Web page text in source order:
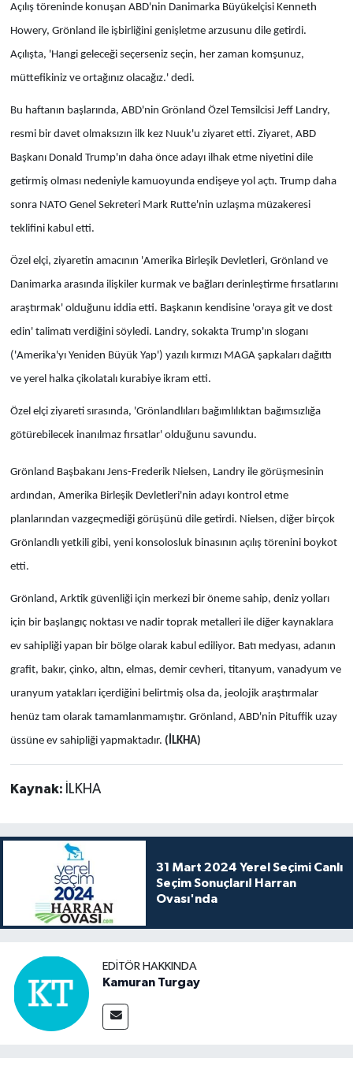
Açılış töreninde konuşan ABD'nin Danimarka Büyükelçisi Kenneth
Howery, Grönland ile işbirliğini genişletme arzusunu dile getirdi.
Açılışta, 'Hangi geleceği seçerseniz seçin, her zaman komşunuz,
müttefikiniz ve ortağınız olacağız.' dedi.
Bu haftanın başlarında, ABD'nin Grönland Özel Temsilcisi Jeff Landry,
resmi bir davet olmaksızın ilk kez Nuuk'u ziyaret etti. Ziyaret, ABD
Başkanı Donald Trump'ın daha önce adayı ilhak etme niyetini dile
getirmiş olması nedeniyle kamuoyunda endişeye yol açtı. Trump daha
sonra NATO Genel Sekreteri Mark Rutte'nin uzlaşma müzakeresi
teklifini kabul etti.
Özel elçi, ziyaretin amacının 'Amerika Birleşik Devletleri, Grönland ve
Danimarka arasında ilişkiler kurmak ve bağları derinleştirme fırsatlarını
araştırmak' olduğunu iddia etti. Başkanın kendisine 'oraya git ve dost
edin' talimatı verdiğini söyledi. Landry, sokakta Trump'ın sloganı
('Amerika'yı Yeniden Büyük Yap') yazılı kırmızı MAGA şapkaları dağıttı
ve yerel halka çikolatalı kurabiye ikram etti.
Özel elçi ziyareti sırasında, 'Grönlandlıları bağımlılıktan bağımsızlığa
götürebilecek inanılmaz fırsatlar' olduğunu savundu.
Grönland Başbakanı Jens-Frederik Nielsen, Landry ile görüşmesinin
ardından, Amerika Birleşik Devletleri'nin adayı kontrol etme
planlarından vazgeçmediği görüşünü dile getirdi. Nielsen, diğer birçok
Grönlandlı yetkili gibi, yeni konsolosluk binasının açılış törenini boykot
etti.
Grönland, Arktik güvenliği için merkezi bir öneme sahip, deniz yolları
için bir başlangıç ​​noktası ve nadir toprak metalleri ile diğer kaynaklara
ev sahipliği yapan bir bölge olarak kabul ediliyor. Batı medyası, adanın
grafit, bakır, çinko, altın, elmas, demir cevheri, titanyum, vanadyum ve
uranyum yatakları içerdiğini belirtmiş olsa da, jeolojik araştırmalar
henüz tam olarak tamamlanmamıştır. Grönland, ABD'nin Pituffik uzay
üssüne ev sahipliği yapmaktadır. (İLKHA)
Kaynak: İLKHA
31 Mart 2024 Yerel Seçimi Canlı
Seçim Sonuçları! Harran
Ovası'nda
EDITÖR HAKKINDA
Kamuran Turgay